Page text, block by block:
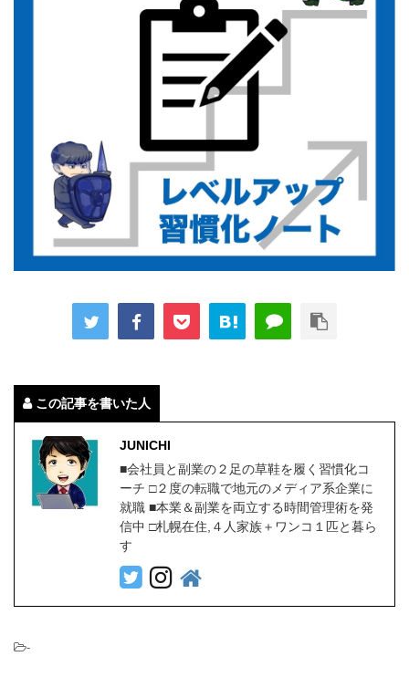
この記事を書いた人
JUNICHI
■会社員と副業の２足の草鞋を履く習慣化コ
ーチ □２度の転職で地元のメディア系企業に
就職 ■本業＆副業を両立する時間管理術を発
信中 □札幌在住,４人家族＋ワンコ１匹と暮ら
す
-